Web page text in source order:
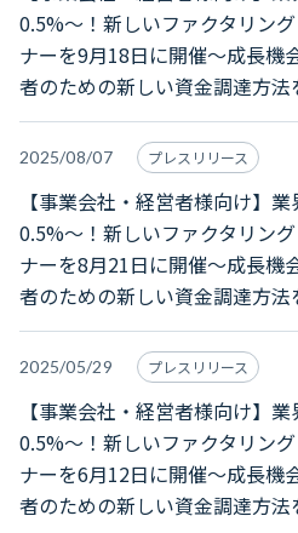
0.5%～！新しいファクタリン
ナーを9月18日に開催～成長機
者のための新しい資金調達方法
2025/08/07 プレスリリース
【事業会社・経営者様向け】
0.5%～！新しいファクタリン
ナーを8月21日に開催～成長機
者のための新しい資金調達方法
2025/05/29 プレスリリース
【事業会社・経営者様向け】
0.5%～！新しいファクタリン
ナーを6月12日に開催～成長機
者のための新しい資金調達方法